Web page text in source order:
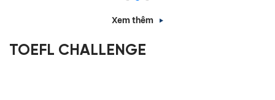
Xem thêm
TOEFL CHALLENGE